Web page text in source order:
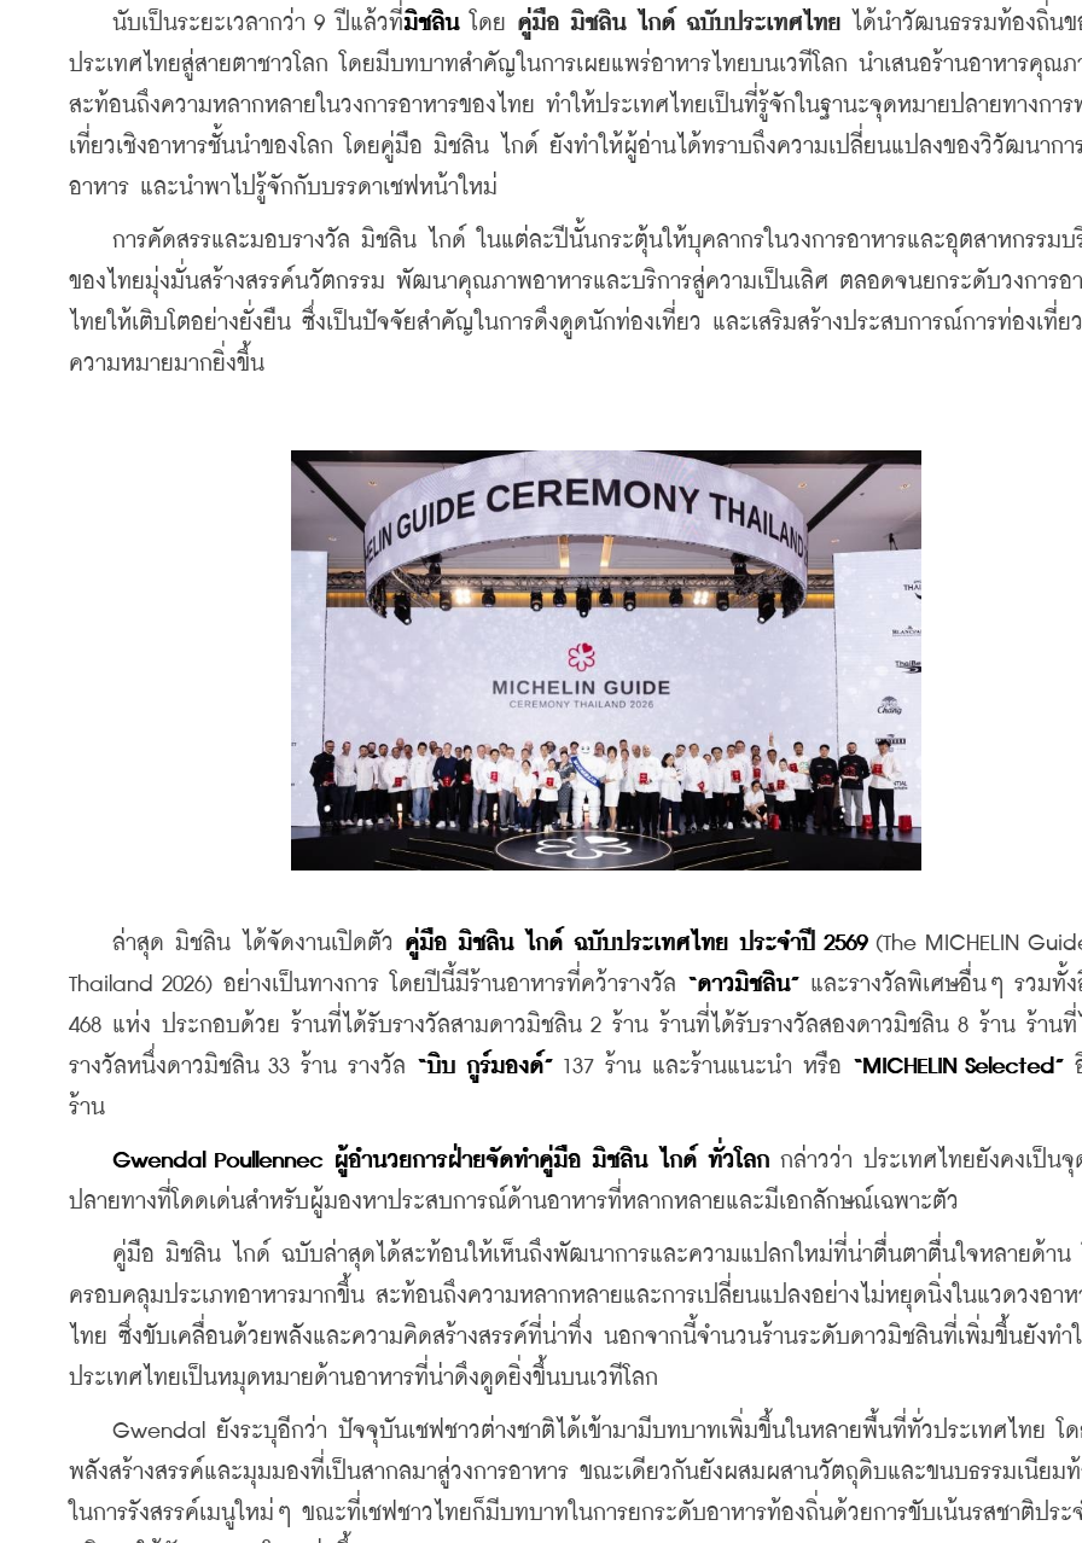
นับเป็นระยะเวลากว่า 9 ปีแล้วที่มิชลิน โดย คู่มือ มิชลิน ไกด์ ฉบับประเทศไทย
ได้นำวัฒนธรรมท้องถิ่นข
ประเทศไทยสู่สายตาชาวโลก โดยมีบทบาทสำคัญในการเผยแพร่อาหารไทยบนเวทีโลก นำเสนอร้านอาหารคุณ
สะท้อนถึงความหลากหลายในวงการอาหารของไทย ทำให้ประเทศไทยเป็นที่รู้จักในฐานะจุดหมายปลายทางการ
เที่ยวเชิงอาหารชั้นนำของโลก โดยคู่มือ มิชลิน ไกด์ ยังทำให้ผู้อ่านได้ทราบถึงความเปลี่ยนแปลงของวิวัฒนากา
อาหาร และนำพาไปรู้จักกับบรรดาเชฟหน้าใหม่
การคัดสรรและมอบรางวัล มิชลิน ไกด์ ในแต่ละปีนั้นกระตุ้นให้บุคลากรในวงการอาหารและอุตสาหกรรมบ
ของไทยมุ่งมั่นสร้างสรรค์นวัตกรรม พัฒนาคุณภาพอาหารและบริการสู่ความเป็นเลิศ ตลอดจนยกระดับวงการอ
ไทยให้เติบโตอย่างยั่งยืน ซึ่งเป็นปัจจัยสำคัญในการดึงดูดนักท่องเที่ยว และเสริมสร้างประสบการณ์การท่องเที่ย
ความหมายมากยิ่งขึ้น
ล่าสุด มิชลิน ได้จัดงานเปิดตัว คู่มือ มิชลิน ไกด์ ฉบับประเทศไทย ประจำปี 2569 (The MICHELIN
Thailand 2026) อย่างเป็นทางการ โดยปีนี้มีร้านอาหารที่คว้ารางวัล “ดาวมิชลิน” และรางวัลพิเศษอื่นๆ รวมทั้
468 แห่ง ประกอบด้วย ร้านที่ได้รับรางวัลสามดาวมิชลิน 2 ร้าน ร้านที่ได้รับรางวัลสองดาวมิชลิน 8 ร้าน ร้านที่
รางวัลหนึ่งดาวมิชลิน 33 ร้าน รางวัล “บิบ กูร์มองด์” 137 ร้าน และร้านแนะนำ หรือ “MICHELIN Selected”
ร้าน
Gwendal Poullennec ผู้อำนวยการฝ่ายจัดทำคู่มือ มิชลิน ไกด์ ทั่วโลก กล่าวว่า ประเทศไทยยังคงเป็น
ปลายทางที่โดดเด่นสำหรับผู้มองหาประสบการณ์ด้านอาหารที่หลากหลายและมีเอกลักษณ์เฉพาะตัว
คู่มือ มิชลิน ไกด์ ฉบับล่าสุดได้สะท้อนให้เห็นถึงพัฒนาการและความแปลกใหม่ที่น่าตื่นตาตื่นใจหลายด้าน
ครอบคลุมประเภทอาหารมากขึ้น สะท้อนถึงความหลากหลายและการเปลี่ยนแปลงอย่างไม่หยุดนิ่งในแวดวงอาห
ไทย ซึ่งขับเคลื่อนด้วยพลังและความคิดสร้างสรรค์ที่น่าทึ่ง นอกจากนี้จำนวนร้านระดับดาวมิชลินที่เพิ่มขึ้นยังทำ
ประเทศไทยเป็นหมุดหมายด้านอาหารที่น่าดึงดูดยิ่งขึ้นบนเวทีโลก
Gwendal ยังระบุอีกว่า ปัจจุบันเชฟชาวต่างชาติได้เข้ามามีบทบาทเพิ่มขึ้นในหลายพื้นที่ทั่วประเทศไทย โ
พลังสร้างสรรค์และมุมมองที่เป็นสากลมาสู่วงการอาหาร ขณะเดียวกันยังผสมผสานวัตถุดิบและขนบธรรมเนียม
ในการรังสรรค์เมนูใหม่ๆ ขณะที่เชฟชาวไทยก็มีบทบาทในการยกระดับอาหารท้องถิ่นด้วยการขับเน้นรสชาติประ